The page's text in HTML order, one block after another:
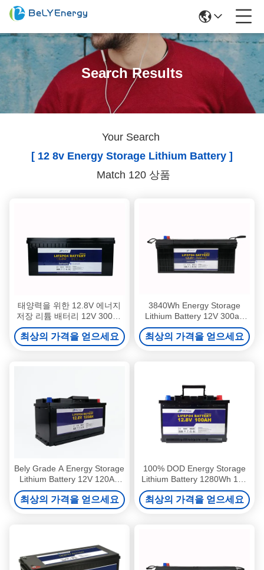
Search Results
Your Search
[ 12 8v Energy Storage Lithium Battery ]
Match 120 상품
태양력을 위한 12.8V 에너지
저장 리튬 배터리 12V 300Ah
Lifepo4
최상의 가격을 얻으세요
3840Wh Energy Storage
Lithium Battery 12V 300ah
Lifepo4 Battery
최상의 가격을 얻으세요
Bely Grade A Energy Storage
Lithium Battery 12V 120Ah
1536Wh
최상의 가격을 얻으세요
100% DOD Energy Storage
Lithium Battery 1280Wh 12V
100Ah LiFePO4 Battery
최상의 가격을 얻으세요